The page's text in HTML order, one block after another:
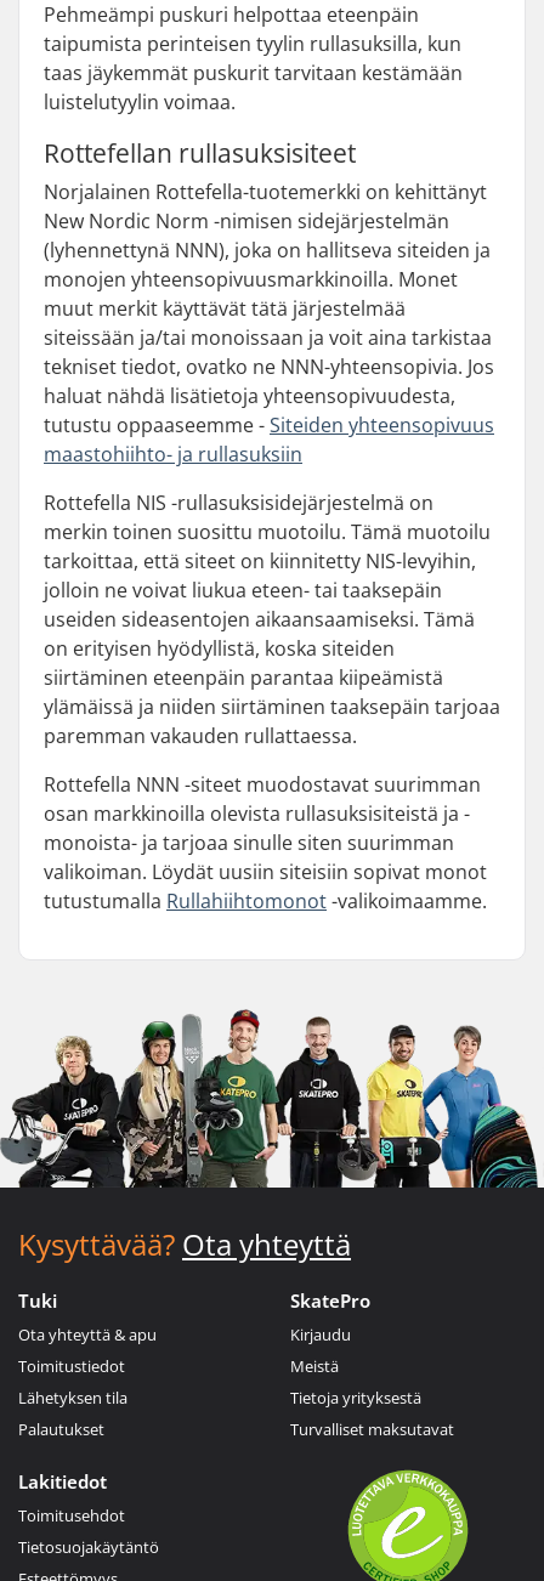
Pehmeämpi puskuri helpottaa eteenpäin
taipumista perinteisen tyylin rullasuksilla, kun
taas jäykemmät puskurit tarvitaan kestämään
luistelutyylin voimaa.
Rottefellan rullasuksisiteet
Norjalainen Rottefella-tuotemerkki on kehittänyt
New Nordic Norm -nimisen sidejärjestelmän
(lyhennettynä NNN), joka on hallitseva siteiden ja
monojen yhteensopivuusmarkkinoilla. Monet
muut merkit käyttävät tätä järjestelmää
siteissään ja/tai monoissaan ja voit aina tarkistaa
tekniset tiedot, ovatko ne NNN-yhteensopivia. Jos
haluat nähdä lisätietoja yhteensopivuudesta,
tutustu oppaaseemme -Siteiden yhteensopivuus
maastohiihto- ja rullasuksiin
Rottefella NIS -rullasuksisidejärjestelmä on
merkin toinen suosittu muotoilu. Tämä muotoilu
tarkoittaa, että siteet on kiinnitetty NIS-levyihin,
jolloin ne voivat liukua eteen- tai taaksepäin
useiden sideasentojen aikaansaamiseksi. Tämä
on erityisen hyödyllistä, koska siteiden
siirtäminen eteenpäin parantaa kiipeämistä
ylämäissä ja niiden siirtäminen taaksepäin tarjoaa
paremman vakauden rullattaessa.
Rottefella NNN -siteet muodostavat suurimman
osan markkinoilla olevista rullasuksisiteistä ja -
monoista- ja tarjoaa sinulle siten suurimman
valikoiman. Löydät uusiin siteisiin sopivat monot
tutustumalla Rullahiihtomonot-valikoimaamme.
Kysyttävää? Ota yhteyttä
Tuki
Ota yhteyttä & apu
Toimitustiedot
Lähetyksen tila
Palautukset
SkatePro
Kirjaudu
Meistä
Tietoja yrityksestä
Turvalliset maksutavat
Lakitiedot
Toimitusehdot
Tietosuojakäytäntö